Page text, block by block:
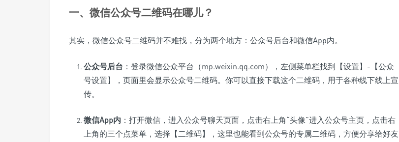
一、微信公众号二维码在哪儿？
其实，微信公众号二维码并不难找，分为两个地方：公众号后台和微信App内。
公众号后台 ：登录微信公众平台（mp.weixin.qq.com），左侧菜单栏找到【设置】-【公众
号设置】，页面里会显示公众号二维码。你可以直接下载这个二维码，用于各种线下线上宣
传。
微信App内 ：打开微信，进入公众号聊天页面，点击右上角“头像”进入公众号主页，点击右
上角的三个点菜单，选择【二维码】，这里也能看到公众号的专属二维码，方便分享给好友